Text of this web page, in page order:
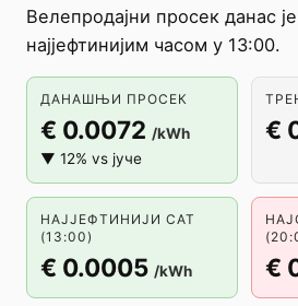
Велепродајни просек данас
најјефтинијим часом у 13:00.
ДАНАШЊИ ПРОСЕК
€ 0.0072 /kWh
▼ 12% vs јуче
€
НАЈЈЕФТИНИЈИ САТ
(13:00)
€ 0.0005 /kWh €